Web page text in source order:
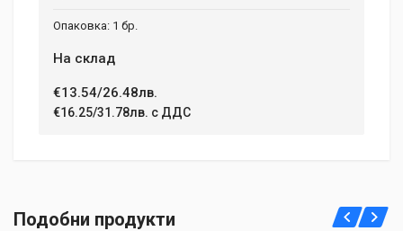
1 бр.
На склад
€13.54/26.48лв.
€16.25/31.78лв. с ДДС
Подобни продукти